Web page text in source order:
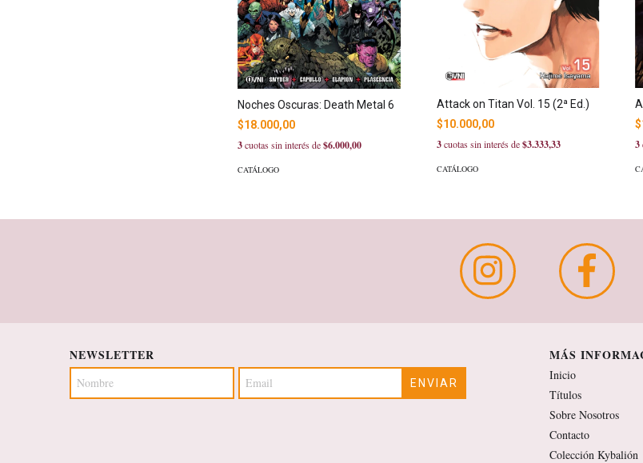
Noches Oscuras: Death Metal 6
$18.000,00
3cuotas sin interés de$6.000,00
CATÁLOGO
Attack on Titan Vol. 15 (2ª Ed.)
$10.000,00
3cuotas sin interés de$3.333,33
CATÁLOGO
3
NEWSLETTER MÁS
Inicio
Títulos
Sobre Nosotros
Contacto
Colección Kybalión